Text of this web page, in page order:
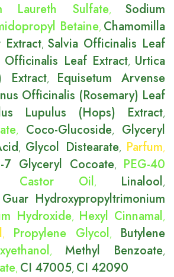
Laureth Sulfate, Sodium
Betaine, Chamomilla
Extract, Salvia Officinalis Leaf
Officinalis Leaf Extract, Urtica
Extract, Equisetum Arvense
Officinalis (Rosemary) Leaf
Lupulus (Hops) Extract,
, Coco-Glucoside, Glyceryl
, Glycol Distearate, Parfum,
7 Glyceryl Cocoate, PEG-40
Castor Oil, Linalool,
Hydroxypropyltrimonium
Hydroxide, Hexyl Cinnamal,
, Propylene Glycol, Butylene
, Methyl Benzoate,
, CI 47005, CI 42090